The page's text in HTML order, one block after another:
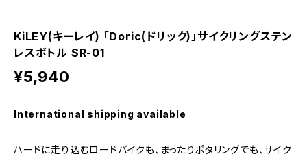
KiLEY(キーレイ) 「Doric(ドリック)」サイクリングステン
レスボトル SR-01
¥5,940
International shipping available
ハードに走り込むロードバイクも、まったりポタリングでも、サイク